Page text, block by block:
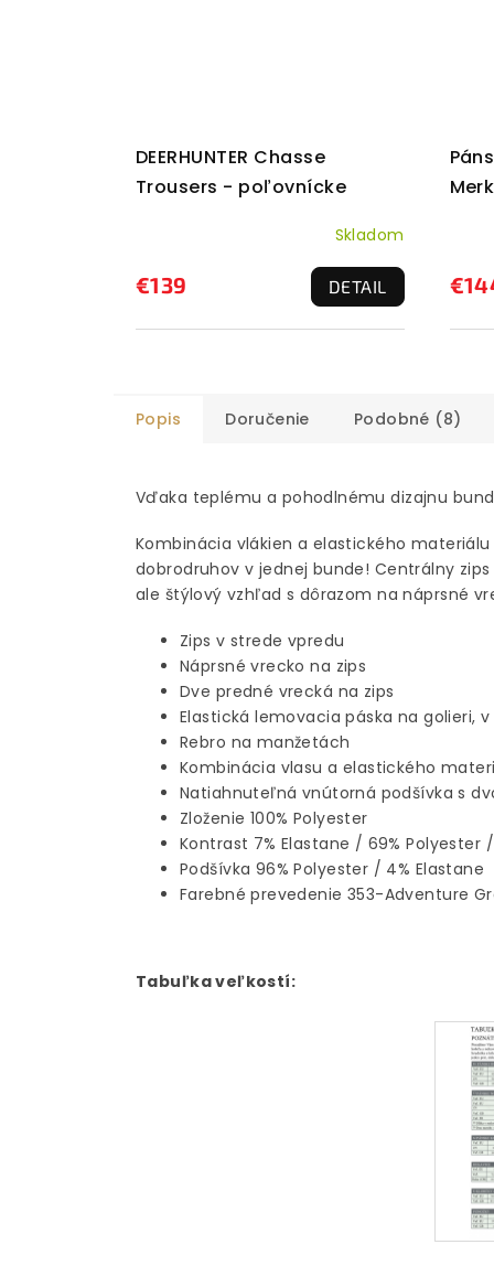
DEERHUNTER Chasse
Trousers - poľovnícke
Skladom
€139 DETAIL
Popis Doručenie Podobné (8)
Vďaka teplému a pohodlnému dizajnu
Kombinácia vlákien a elastického
dobrodruhov v jednej bunde! Centrálny
ale štýlový vzhľad s dôrazom na náprsné
Zips v strede vpredu
Náprsné vrecko na zips
Dve predné vrecká na zips
Elastická lemovacia páska na golieri,
Rebro na manžetách
Kombinácia vlasu a elastického
Natiahnuteľná vnútorná podšívka s
Zloženie 100% Polyester
Kontrast 7% Elastane / 69% Polyester
Podšívka 96% Polyester / 4% Elastane
Farebné prevedenie 353-Adventure
Tabuľka veľkostí: